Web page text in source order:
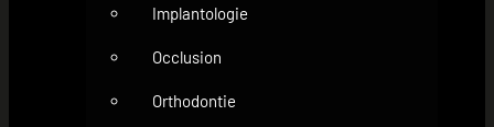
Implantologie
Occlusion
Orthodontie